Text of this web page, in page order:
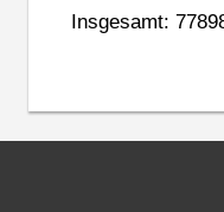
Insgesamt: